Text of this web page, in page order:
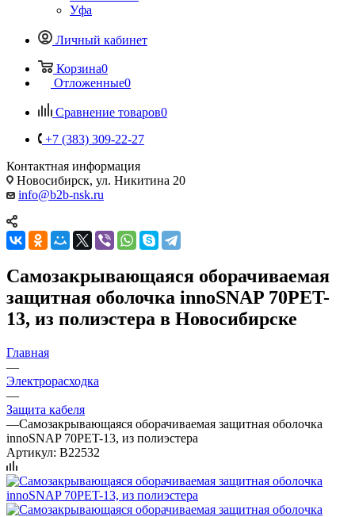
Уфа
Личный кабинет
Корзина0
Отложенные0
Сравнение товаров0
+7 (383) 309-22-27
Контактная информация
Новосибирск, ул. Никитина 20
info@b2b-nsk.ru
Самозакрывающаяся оборачиваемая
защитная оболочка innoSNAP 70PET-
13, из полиэстера в Новосибирске
Главная
—
Электрорасходка
—
Защита кабеля
—Самозакрывающаяся оборачиваемая защитная оболочка
innoSNAP 70PET-13, из полиэстера
Артикул: B22532